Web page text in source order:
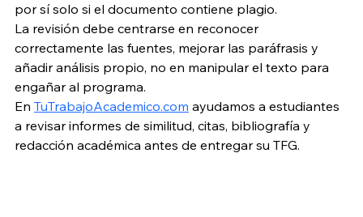
por sí solo si el documento contiene plagio.
La revisión debe centrarse en reconocer
correctamente las fuentes, mejorar las paráfrasis y
añadir análisis propio, no en manipular el texto para
engañar al programa.
En TuTrabajoAcademico.com ayudamos a estudiantes
a revisar informes de similitud, citas, bibliografía y
redacción académica antes de entregar su TFG.